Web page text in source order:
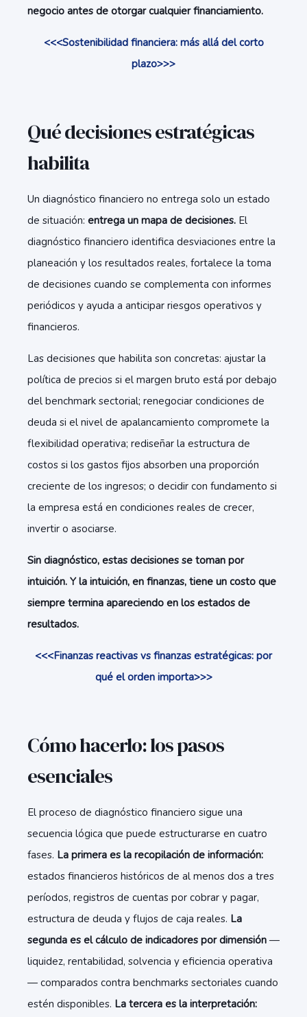
negocio antes de otorgar cualquier financiamiento.
<<<Sostenibilidad financiera: más allá del corto
plazo>>>
Qué decisiones estratégicas
habilita
Un diagnóstico financiero no entrega solo un estado
de situación: entrega un mapa de decisiones. El
diagnóstico financiero identifica desviaciones entre la
planeación y los resultados reales, fortalece la toma
de decisiones cuando se complementa con informes
periódicos y ayuda a anticipar riesgos operativos y
financieros.
Las decisiones que habilita son concretas: ajustar la
política de precios si el margen bruto está por debajo
del benchmark sectorial; renegociar condiciones de
deuda si el nivel de apalancamiento compromete la
flexibilidad operativa; rediseñar la estructura de
costos si los gastos fijos absorben una proporción
creciente de los ingresos; o decidir con fundamento si
la empresa está en condiciones reales de crecer,
invertir o asociarse.
Sin diagnóstico, estas decisiones se toman por
intuición. Y la intuición, en finanzas, tiene un costo que
siempre termina apareciendo en los estados de
resultados.
<<<Finanzas reactivas vs finanzas estratégicas: por
qué el orden importa>>>
Cómo hacerlo: los pasos
esenciales
El proceso de diagnóstico financiero sigue una
secuencia lógica que puede estructurarse en cuatro
fases. La primera es la recopilación de información:
estados financieros históricos de al menos dos a tres
períodos, registros de cuentas por cobrar y pagar,
estructura de deuda y flujos de caja reales. La
segunda es el cálculo de indicadores por dimensión —
liquidez, rentabilidad, solvencia y eficiencia operativa
— comparados contra benchmarks sectoriales cuando
estén disponibles. La tercera es la interpretación: